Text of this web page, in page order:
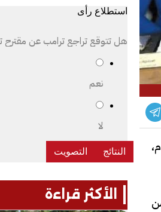
استطلاع رأى
هل تتوقع تراجع ترامب عن مقترح
نعم
لا
الأكثر قراءة